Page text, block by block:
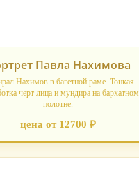
Павла Нахимова
Нахимов в багетной раме. Тонкая
черт лица и мундира на бархатном
полотне.
цена от 12700 ₽